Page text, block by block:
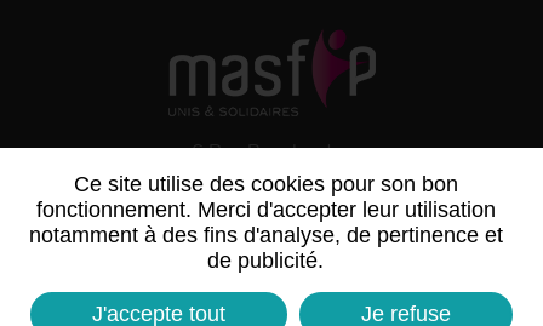
6 Rue Bouchardon
75486 PARIS CEDEX 10
Ce site utilise des cookies pour son bon
fonctionnement. Merci d'accepter leur utilisation
notamment à des fins d'analyse, de pertinence et
de publicité.
J'accepte tout Je refuse